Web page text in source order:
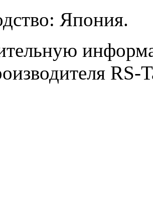
Япония.
RS-